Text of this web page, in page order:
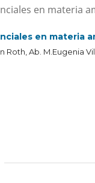
en materia
en materia
Roth, Ab. M.Eugenia